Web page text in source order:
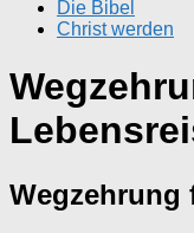
Die Bibel
Christ werden
Wegzehrung